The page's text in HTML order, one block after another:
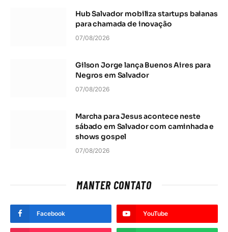
Hub Salvador mobiliza startups baianas
para chamada de inovação
07/08/2026
Gilson Jorge lança Buenos Aires para
Negros em Salvador
07/08/2026
Marcha para Jesus acontece neste
sábado em Salvador com caminhada e
shows gospel
07/08/2026
MANTER CONTATO
Facebook YouTube